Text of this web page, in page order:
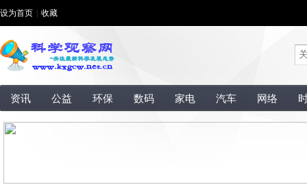
设为首页 收藏
资讯 公益 环保 数码 家电 汽车 网络